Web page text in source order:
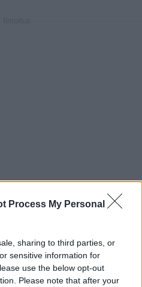
Process My Personal
sharing to third parties, or
sensitive information for
use the below opt-out
Please note that after your